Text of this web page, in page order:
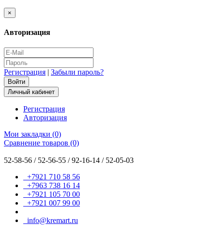
×
Авторизация
Регистрация | Забыли пароль?
Личный кабинет
Регистрация
Авторизация
Мои закладки (0)
Сравнение товаров (0)
52-58-56 / 52-56-55 / 92-16-14 / 52-05-03
+7921 710 58 56
+7963 738 16 14
+7921 105 70 00
+7921 007 99 00
info@kremart.ru